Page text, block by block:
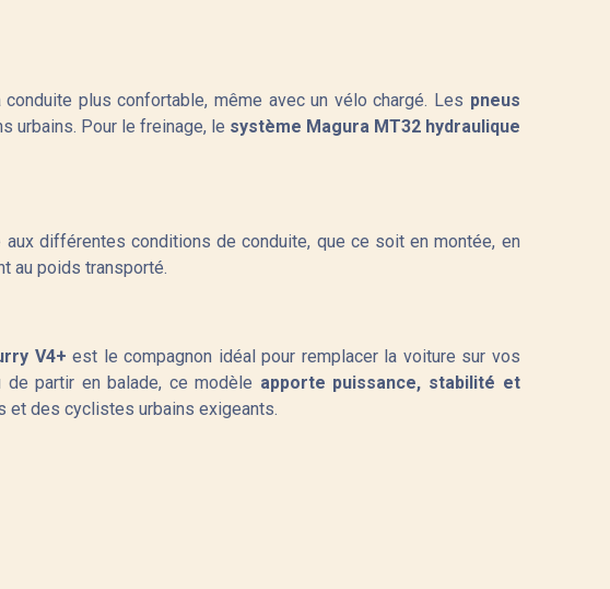
plus confortable, même avec un vélo chargé. Les pneus
urbains. Pour le freinage, le système Magura MT32 hydraulique
différentes conditions de conduite, que ce soit en montée, en
au poids transporté.
V4+ est le compagnon idéal pour remplacer la voiture sur vos
de partir en balade, ce modèle apporte puissance, stabilité et
et des cyclistes urbains exigeants.